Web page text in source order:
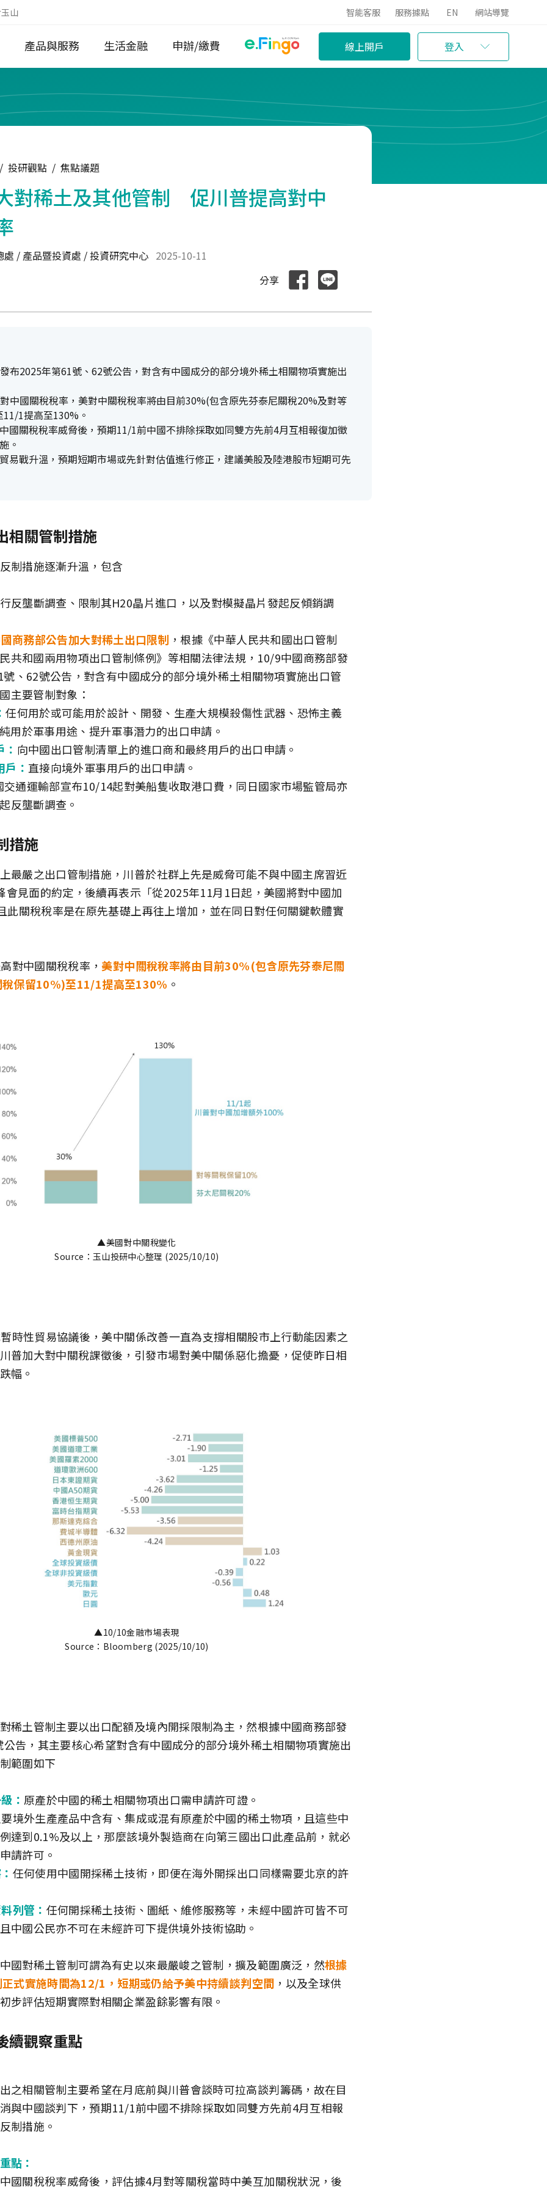
山 智能客服 服務據點 EN 網站導覽
產品與服務 生活金融 申辦/繳費 線上開戶
登入
/ 投研觀點 / 焦點議題
對稀土及其他管制 促川普提高對中
處 / 產品暨投資處 / 投資研究中心 2025-10-11
分享
布2025年第61號、62號公告，對含有中國成分的部分境外稀土相關物項實施出
中國關稅稅率，美對中關稅稅率將由目前30%(包含原先芬泰尼關稅20%及對等
1提高至130%。
國關稅稅率威脅後，預期11/1前中國不排除採取如同雙方先前4月互相報復加徵
。
易戰升溫，預期短期市場或先針對估值進行修正，建議美股及陸港股市短期可先
相關管制措施
制措施逐漸升溫，包含
反壟斷調查、限制其H20晶片進口，以及對模擬晶片發起反傾銷調
商務部公告加大對稀土出口限制 ，根據《中華人民共和國出口管制
共和國兩用物項出口管制條例》等相關法律法規，10/9中國商務部發
、62號公告，對含有中國成分的部分境外稀土相關物項實施出口管
主要管制對象：
任何用於或可能用於設計、開發、生產大規模殺傷性武器、恐怖主義
用於軍事用途、提升軍事潛力的出口申請。
向中國出口管制清單上的進口商和最終用戶的出口申請。
： 直接向境外軍事用戶的出口申請。
通運輸部宣布10/14起對美船隻收取港口費，同日國家市場監管局亦
反壟斷調查。
措施
最嚴之出口管制措施，川普於社群上先是威脅可能不與中國主席習近
會見面的約定，後續再表示「從2025年11月1日起，美國將對中國加
此關稅稅率是在原先基礎上再往上增加，並在同日對任何關鍵軟體實
對中國關稅稅率，美對中關稅稅率將由目前30%(包含原先芬泰尼關
保留10%)至11/1提高至130% 。
▲美國對中關稅變化
Source：玉山投研中心整理 (2025/10/10)
時性貿易協議後，美中關係改善一直為支撐相關股市上行動能因素之
普加大對中關稅課徵後，引發市場對美中關係惡化擔憂，促使昨日相
幅。
▲10/10金融市場表現
Source：Bloomberg (2025/10/10)
稀土管制主要以出口配額及境內開採限制為主，然根據中國商務部發
告，其主要核心希望對含有中國成分的部分境外稀土相關物項實施出
範圍如下
： 原產於中國的稀土相關物項出口需申請許可證。
境外生產產品中含有、集成或混有原產於中國的稀土物項，且這些中
達到0.1%及以上，那麼該境外製造商在向第三國出口此產品前，就必
請許可。
任何使用中國開採稀土技術，即便在海外開採出口同樣需要北京的許
列管： 任何開採稀土技術、圖紙、維修服務等，未經中國許可皆不可
中國公民亦不可在未經許可下提供境外技術協助。
國對稀土管制可謂為有史以來最嚴峻之管制，擴及範圍廣泛，然根據
式實施時間為12/1，短期或仍給予美中持續談判空間 ，以及全球供
步評估短期實際對相關企業盈餘影響有限。
續觀察重點
之相關管制主要希望在月底前與川普會談時可拉高談判籌碼，故在目
與中國談判下，預期11/1前中國不排除採取如同雙方先前4月互相報
制措施。
點：
國關稅稅率威脅後，評估據4月對等關稅當時中美互加關稅狀況，後